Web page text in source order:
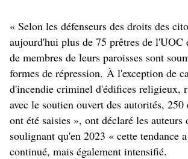
« Selon les défenseurs des droits des
aujourd'hui plus de 75 prêtres de l'UOC
de membres de leurs paroisses sont
formes de répression. À l'exception de
d'incendie criminel d'édifices religieux,
avec le soutien ouvert des autorités,
ont été saisies », ont déclaré les auteurs
soulignant qu'en 2023 « cette tendance
continué, mais également intensifié.